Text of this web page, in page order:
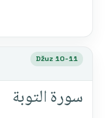
Džuz 10-11
سورة التوبة